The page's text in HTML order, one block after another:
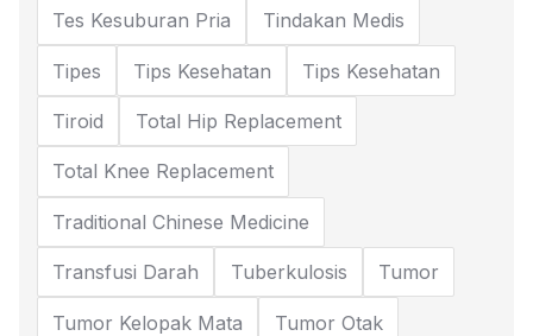
Tes Kesuburan Pria Tindakan Medis
Tipes Tips Kesehatan Tips Kesehatan
Tiroid Total Hip Replacement
Total Knee Replacement
Traditional Chinese Medicine
Transfusi Darah Tuberkulosis Tumor
Tumor Kelopak Mata Tumor Otak